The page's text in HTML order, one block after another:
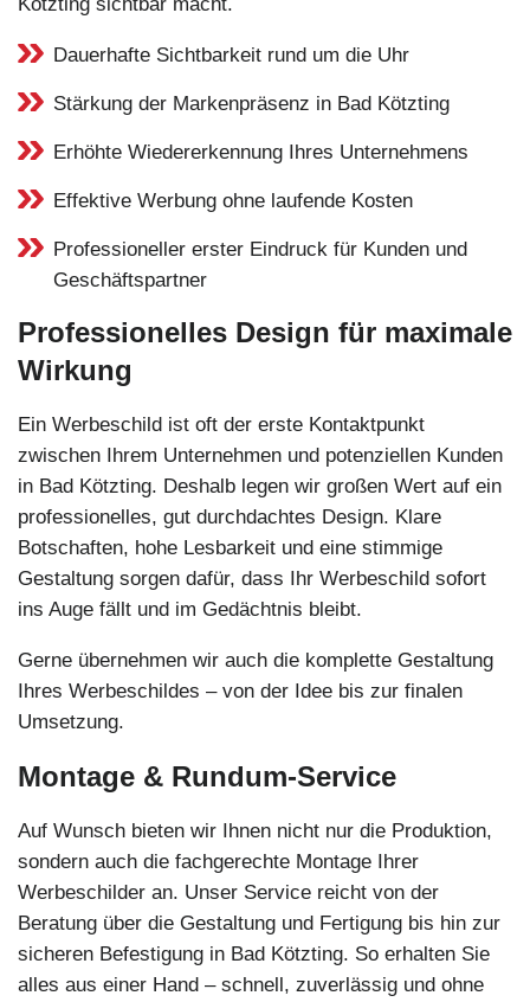
Dauerhafte Sichtbarkeit rund um die Uhr
Stärkung der Markenpräsenz in Bad Kötzting
Erhöhte Wiedererkennung Ihres Unternehmens
Effektive Werbung ohne laufende Kosten
Professioneller erster Eindruck für Kunden und
Geschäftspartner
Professionelles Design für maximale
Wirkung
Ein Werbeschild ist oft der erste Kontaktpunkt
zwischen Ihrem Unternehmen und potenziellen Kunden
in Bad Kötzting. Deshalb legen wir großen Wert auf ein
professionelles, gut durchdachtes Design. Klare
Botschaften, hohe Lesbarkeit und eine stimmige
Gestaltung sorgen dafür, dass Ihr Werbeschild sofort
ins Auge fällt und im Gedächtnis bleibt.
Gerne übernehmen wir auch die komplette Gestaltung
Ihres Werbeschildes – von der Idee bis zur finalen
Umsetzung.
Montage & Rundum-Service
Auf Wunsch bieten wir Ihnen nicht nur die Produktion,
sondern auch die fachgerechte Montage Ihrer
Werbeschilder an. Unser Service reicht von der
Beratung über die Gestaltung und Fertigung bis hin zur
sicheren Befestigung in Bad Kötzting. So erhalten Sie
alles aus einer Hand – schnell, zuverlässig und ohne